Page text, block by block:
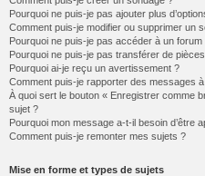
Pourquoi ne puis-je pas ajouter plus
Comment puis-je modifier ou supprimer un
Pourquoi ne puis-je pas accéder à un forum
Pourquoi ne puis-je pas transférer de
Pourquoi ai-je reçu un avertissement ?
Comment puis-je rapporter des messages
À quoi sert le bouton « Enregistrer comme
sujet ?
Pourquoi mon message a-t-il besoin d’être
Comment puis-je remonter mes sujets ?
Mise en forme et types de sujets